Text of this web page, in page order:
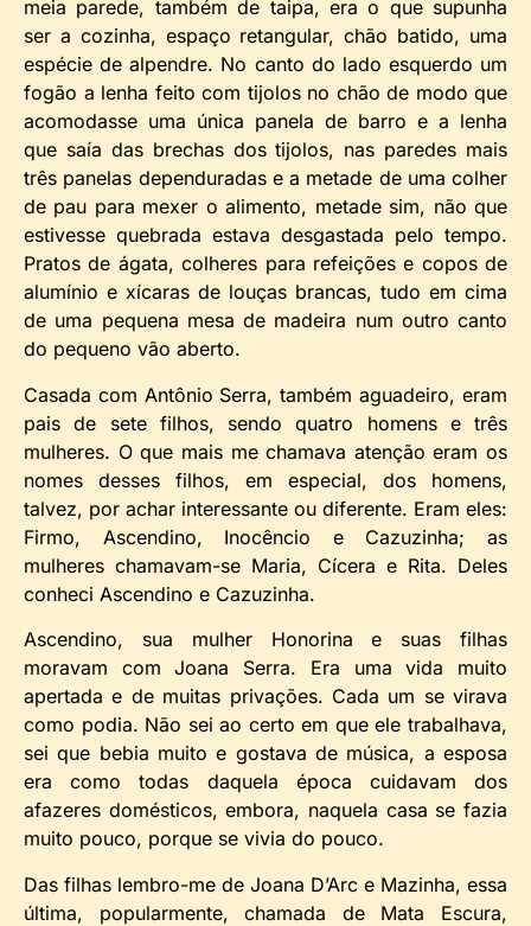
meia parede, também de taipa, era o que supunha
ser a cozinha, espaço retangular, chão batido, uma
espécie de alpendre. No canto do lado esquerdo um
fogão a lenha feito com tijolos no chão de modo que
acomodasse uma única panela de barro e a lenha
que saía das brechas dos tijolos, nas paredes mais
três panelas dependuradas e a metade de uma colher
de pau para mexer o alimento, metade sim, não que
estivesse quebrada estava desgastada pelo tempo.
Pratos de ágata, colheres para refeições e copos de
alumínio e xícaras de louças brancas, tudo em cima
de uma pequena mesa de madeira num outro canto
do pequeno vão aberto.
Casada com Antônio Serra, também aguadeiro, eram
pais de sete filhos, sendo quatro homens e três
mulheres. O que mais me chamava atenção eram os
nomes desses filhos, em especial, dos homens,
talvez, por achar interessante ou diferente. Eram eles:
Firmo, Ascendino, Inocêncio e Cazuzinha; as
mulheres chamavam-se Maria, Cícera e Rita. Deles
conheci Ascendino e Cazuzinha.
Ascendino, sua mulher Honorina e suas filhas
moravam com Joana Serra. Era uma vida muito
apertada e de muitas privações. Cada um se virava
como podia. Não sei ao certo em que ele trabalhava,
sei que bebia muito e gostava de música, a esposa
era como todas daquela época cuidavam dos
afazeres domésticos, embora, naquela casa se fazia
muito pouco, porque se vivia do pouco.
Das filhas lembro-me de Joana D’Arc e Mazinha, essa
última, popularmente, chamada de Mata Escura,